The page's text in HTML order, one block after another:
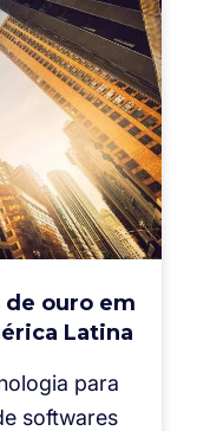
ouro em
Latina
para
softwares